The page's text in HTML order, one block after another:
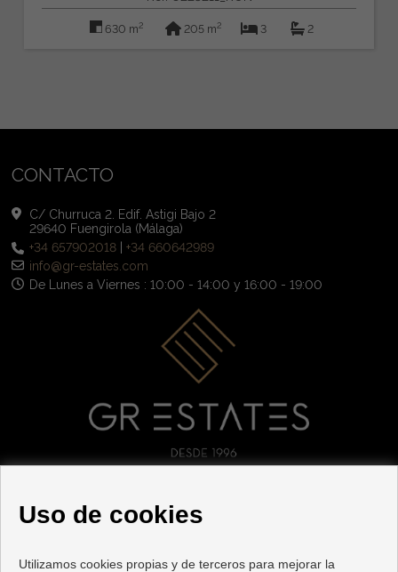
630 m2 205 m2 3 2
CONTACTO
C/ Churruca 2. Edif. Astigi Bajo 2
29640 Fuengirola (Málaga)
+34 657902018 |+34 660642989
info@gr-estates.com
De Lunes a Viernes : 10:00 - 14:00 y 16:00 - 19:00
Uso de cookies
Utilizamos cookies propias y de terceros para mejorar la